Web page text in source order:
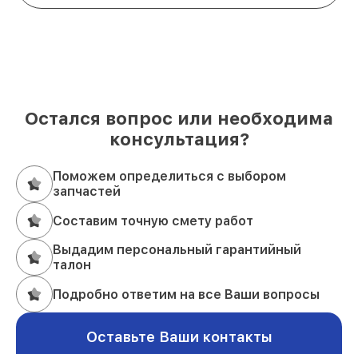
Остался вопрос или необходима
консультация?
Поможем определиться с выбором
запчастей
Составим точную смету работ
Выдадим персональный гарантийный
талон
Подробно ответим на все Ваши вопросы
Оставьте Ваши контакты